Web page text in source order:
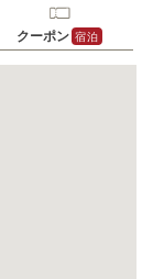
クーポン 宿泊